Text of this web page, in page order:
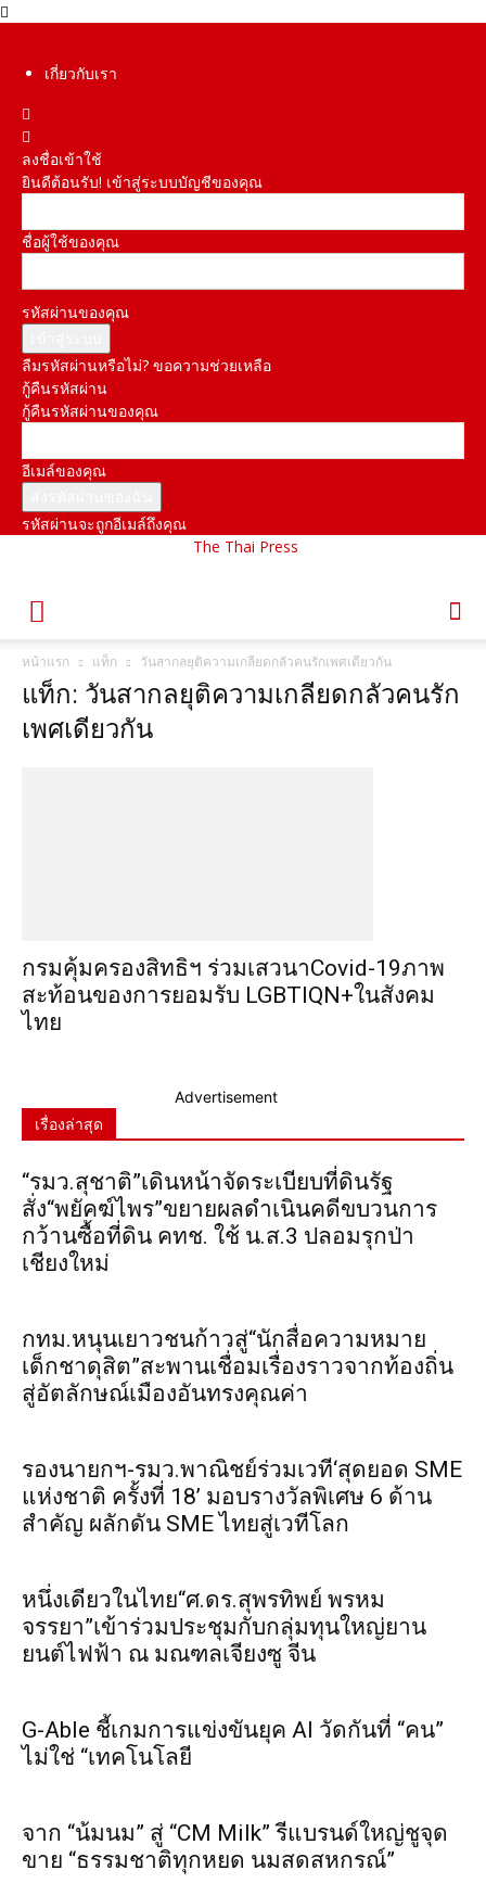
เกี่ยวกับเรา
ลงชื่อเข้าใช้
ยินดีต้อนรับ! เข้าสู่ระบบบัญชีของคุณ
ชื่อผู้ใช้ของคุณ
รหัสผ่านของคุณ
ลืมรหัสผ่านหรือไม่? ขอความช่วยเหลือ
กู้คืนรหัสผ่าน
กู้คืนรหัสผ่านของคุณ
อีเมล์ของคุณ
รหัสผ่านจะถูกอีเมล์ถึงคุณ
The Thai Press
หน้าแรก แท็ก วันสากลยุติความเกลียดกลัวคนรักเพศเดียวกัน
แท็ก: วันสากลยุติความเกลียดกลัวคนรัก
เพศเดียวกัน
กรมคุ้มครองสิทธิฯ ร่วมเสวนาCovid-19ภาพ
สะท้อนของการยอมรับ LGBTIQN+ในสังคม
ไทย
Advertisement
เรื่องล่าสุด
“รมว.สุชาติ”เดินหน้าจัดระเบียบที่ดินรัฐ
สั่ง“พยัคฆ์ไพร”ขยายผลดำเนินคดีขบวนการ
กว้านซื้อที่ดิน คทช. ใช้ น.ส.3 ปลอมรุกป่า
เชียงใหม่
กทม.หนุนเยาวชนก้าวสู่“นักสื่อความหมาย
เด็กชาดุสิต”สะพานเชื่อมเรื่องราวจากท้องถิ่น
สู่อัตลักษณ์เมืองอันทรงคุณค่า
รองนายกฯ-รมว.พาณิชย์ร่วมเวที‘สุดยอด SME
แห่งชาติ ครั้งที่ 18’ มอบรางวัลพิเศษ 6 ด้าน
สำคัญ ผลักดัน SME ไทยสู่เวทีโลก
หนึ่งเดียวในไทย“ศ.ดร.สุพรทิพย์ พรหม
จรรยา”เข้าร่วมประชุมกับกลุ่มทุนใหญ่ยาน
ยนต์ไฟฟ้า ณ มณฑลเจียงซู จีน
G-Able ชี้เกมการแข่งขันยุค AI วัดกันที่ “คน”
ไม่ใช่ “เทคโนโลยี
จาก “น้มนม” สู่ “CM Milk” รีแบรนด์ใหญ่ชูจุด
ขาย “ธรรมชาติทุกหยด นมสดสหกรณ์”